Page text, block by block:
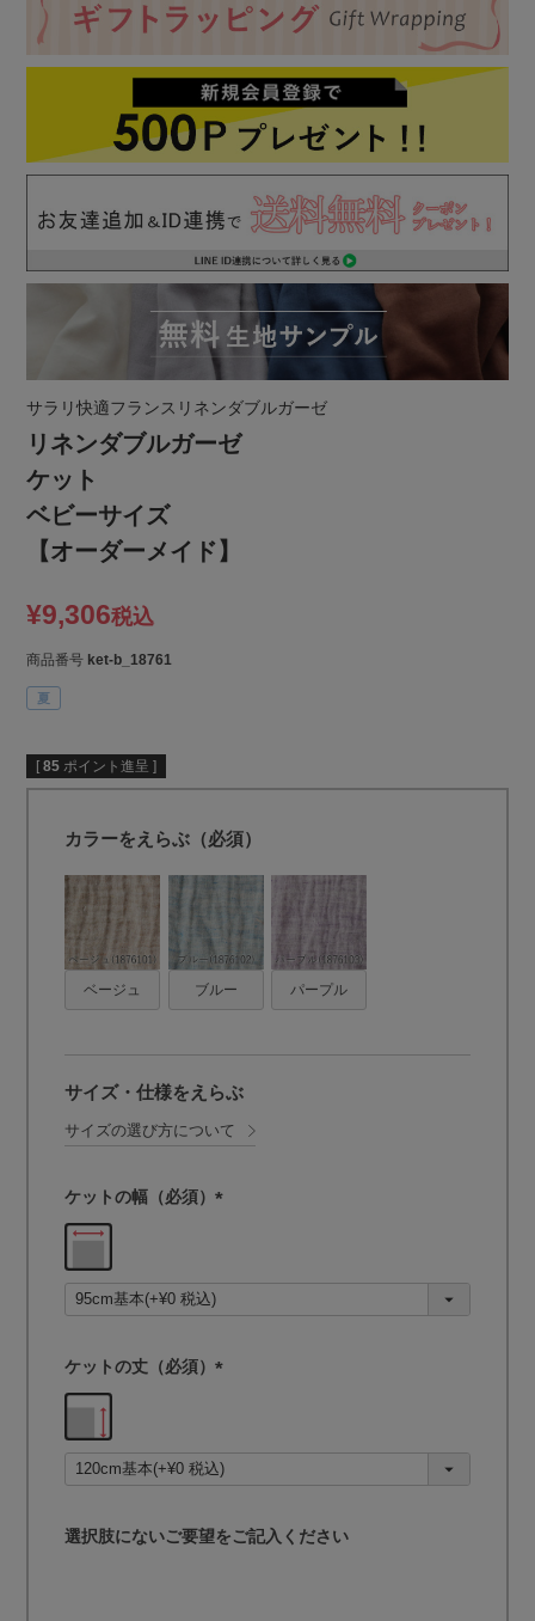
サラリ快適フランスリネンダブルガーゼ
リネンダブルガーゼ
ケット
ベビーサイズ
【オーダーメイド】
¥9,306税込
商品番号 ket-b_18761
夏
[ 85 ポイント進呈 ]
カラーをえらぶ（必須）
ベージュ ブルー パープル
サイズ・仕様をえらぶ
サイズの選び方について
ケットの幅（必須）
須
)
ケットの丈（必須）
須
)
選択肢にないご要望をご記入ください